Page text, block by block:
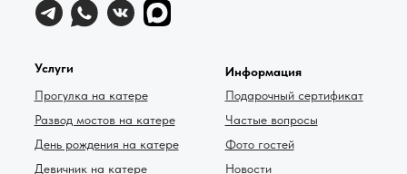
Услуги
Прогулка на катере
Развод мостов на катере
День рождения на катере
Девичник на катере
Информация
Подарочный сертификат
Частые вопросы
Фото гостей
Новости